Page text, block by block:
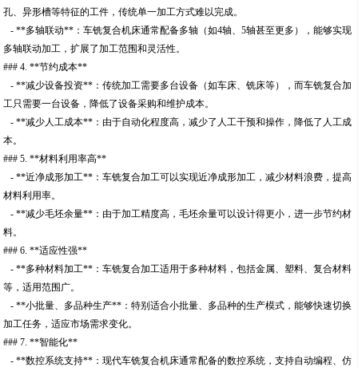
孔、异形槽等特征的工件，传统单一加工方式难以完成。
- **多轴联动**：车铣复合机床通常配备多轴（如4轴、5轴甚至更多），能够实现
多轴联动加工，扩展了加工范围和灵活性。
### 4. **节约成本**
- **减少设备投资**：传统加工需要多台设备（如车床、铣床等），而车铣复合加
工只需要一台设备，降低了设备采购和维护成本。
- **减少人工成本**：由于自动化程度高，减少了人工干预和操作，降低了人工成
本。
### 5. **材料利用率高**
- **近净成形加工**：车铣复合加工可以实现近净成形加工，减少材料浪费，提高
材料利用率。
- **减少毛坯余量**：由于加工精度高，毛坯余量可以设计得更小，进一步节约材
料。
### 6. **适应性强**
- **多种材料加工**：车铣复合加工适用于多种材料，包括金属、塑料、复合材料
等，适用范围广。
- **小批量、多品种生产**：特别适合小批量、多品种的生产模式，能够快速切换
加工任务，适应市场需求变化。
### 7. **智能化**
- **数控系统支持**：现代车铣复合机床通常配备的数控系统，支持自动编程、仿